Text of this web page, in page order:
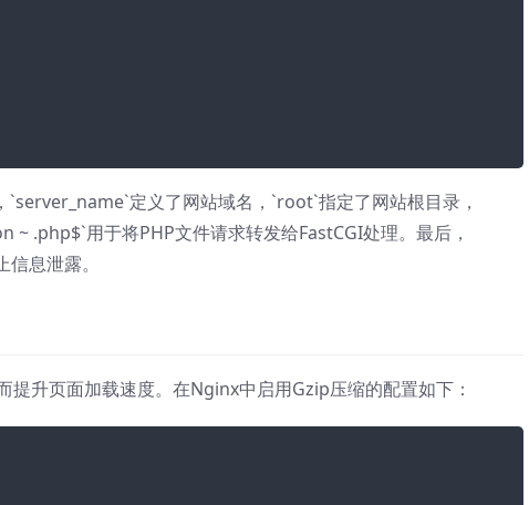
定义了网站域名，`root`指定了网站根目录，
.php$`用于将PHP文件请求转发给FastCGI处理。最后，
息泄露。
升页面加载速度。在Nginx中启用Gzip压缩的配置如下：